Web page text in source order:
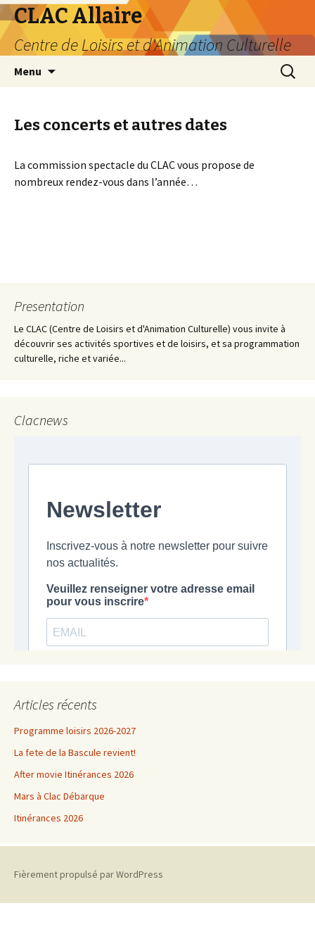
CLAC Allaire
Centre de Loisirs et d'Animation Culturelle
Menu
Les concerts et autres dates
La commission spectacle du CLAC vous propose de
nombreux rendez-vous dans l’année…
Presentation
Le CLAC (Centre de Loisirs et d'Animation Culturelle) vous invite à
découvrir ses activités sportives et de loisirs, et sa programmation
culturelle, riche et variée...
Clacnews
Articles récents
Programme loisirs 2026-2027
La fete de la Bascule revient!
After movie Itinérances 2026
Mars à Clac Débarque
Itinérances 2026
Fièrement propulsé par WordPress